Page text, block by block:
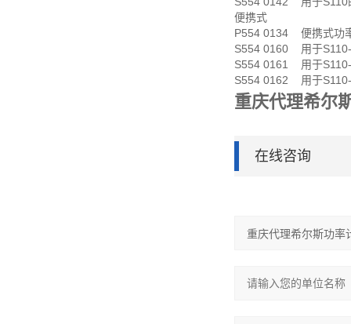
便携式
P554 0134 便携式功
S554 0160 用于S110-
S554 0161 用于S110-
S554 0162 用于S110-
重庆代理希尔
在线咨询